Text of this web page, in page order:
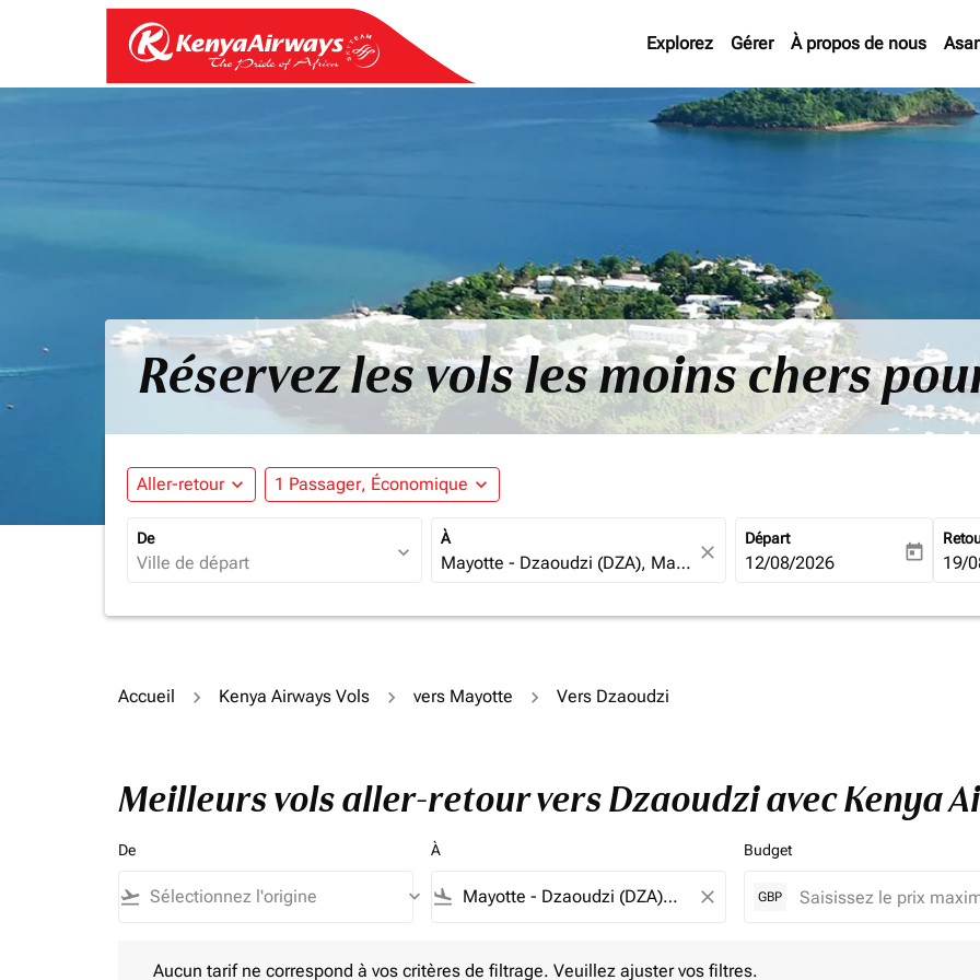
Explorez Gérer À propos de nous
Réservez les vols les moins chers
Aller-retour expand_more 1 Passager, Économique expand_more
De
expand_more
À
close
Départ
fc-booking-departure-date-
12/08/2026 today fc-
19/
Accueil Kenya Airways Vols vers Mayotte Vers Dzaoudzi
Meilleurs vols aller-retour vers Dzaoudzi avec Kenya
De
flight_takeoff keyboard_arrow_down
À
flight_land close
Budget
GBP
Aucun tarif ne correspond à vos critères de filtrage. Veuillez ajuster vos filtres.